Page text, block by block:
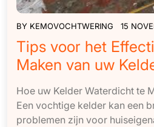
BY KEMOVOCHTWERING 15
Tips voor het
Maken van uw
Hoe uw Kelder Waterdicht te
Een vochtige kelder kan een
problemen zijn voor